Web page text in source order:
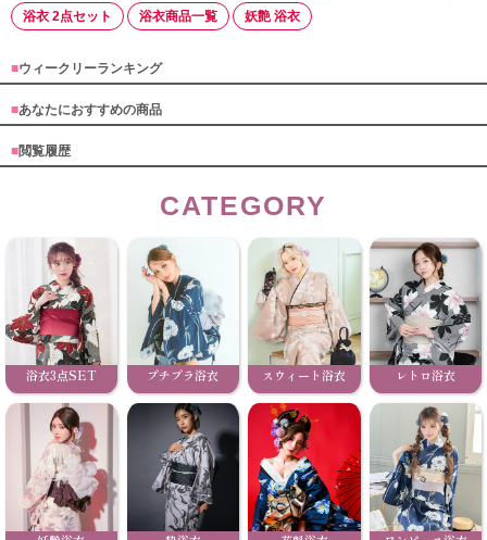
浴衣 2点セット 浴衣商品一覧 妖艶 浴衣
■ウィークリーランキング
■あなたにおすすめの商品
■閲覧履歴
CATEGORY
浴衣3点SET プチプラ浴衣 スウィート浴衣 レトロ浴衣